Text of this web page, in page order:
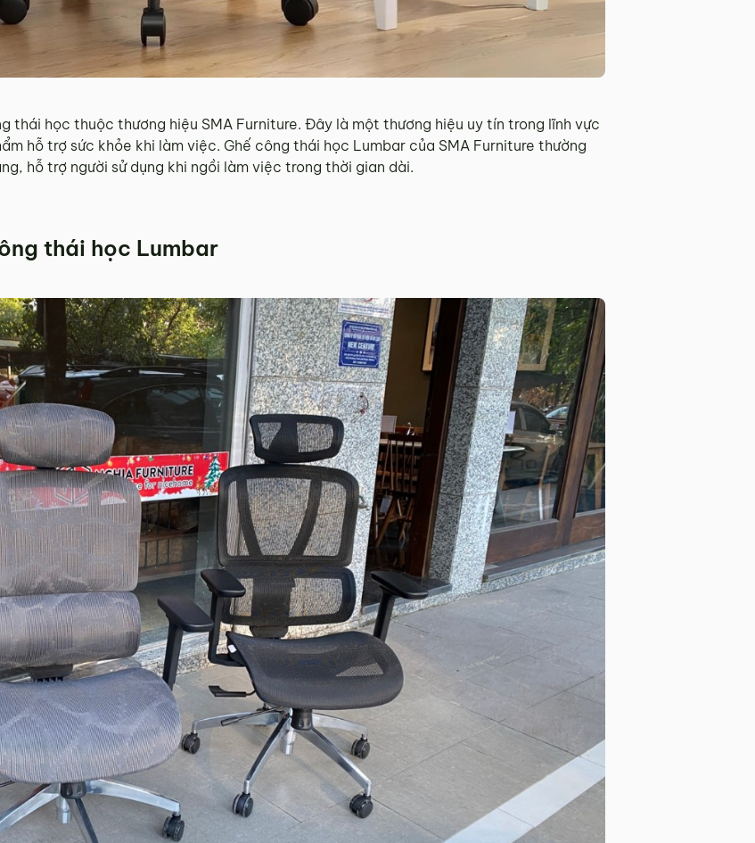
thái học thuộc thương hiệu SMA Furniture. Đây là một thương hiệu uy tín trong lĩnh vực
hỗ trợ sức khỏe khi làm việc. Ghế công thái học Lumbar của SMA Furniture thường
hỗ trợ người sử dụng khi ngồi làm việc trong thời gian dài.
thái học Lumbar